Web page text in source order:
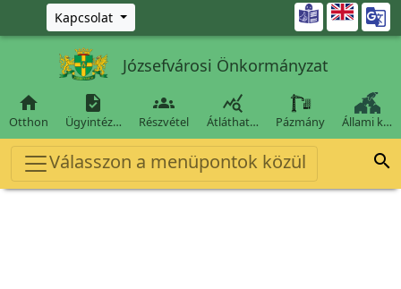
Ugrás a fő tartalomra
Kapcsolat 
Józsefvárosi Önkormányzat

Otthon

Ügyintéz…

Részvétel

Átláthat… Pázmány Állami k…
Válasszon a menüpontok közül 